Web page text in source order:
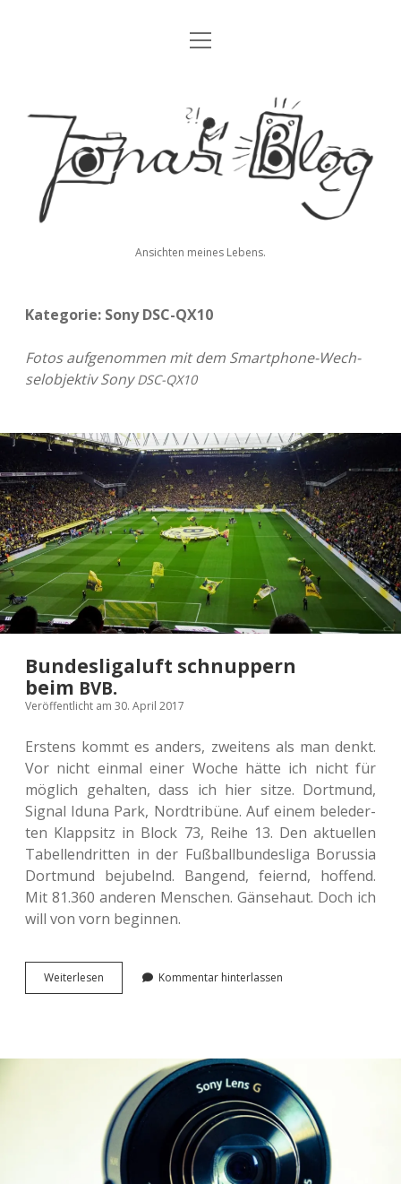
Blog
Kontakt
Impressum
Menü
Jonas'
Blog
Ansichten meines Lebens.
Kategorie: Sony DSC-QX10
Fotos auf­ge­nom­men mit dem Smart­phone-Wech­
sel­ob­jek­tiv SonyDSC-QX10
Bundesligaluft schnuppern
beim BVB.
Veröffentlicht am 30. April 2017
Ers­tens kommt es anders, zwei­tens als man denkt.
Vor nicht einmal einer Woche hätte ich nicht für
mög­lich gehal­ten, dass ich hier sitze. Dort­mund,
Signal Iduna Park, Nord­tri­bü­ne. Auf einem bele­der­
ten Klapp­sitz in Block 73, Reihe 13. Den aktu­el­len
Tabel­len­drit­ten in der Fuß­ball­bun­des­li­ga Borus­sia
Dort­mund beju­belnd. Ban­gend, fei­ernd, hof­fend.
Mit 81.360 ande­ren Men­schen. Gän­se­haut. Doch ich
will von vorn beginnen.
Wei­ter­le­sen
des­
schnup­
beim <span
class=“caps”>
</span>.
Kommentar hinterlassen